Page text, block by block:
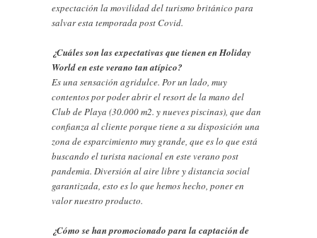
expectación la movilidad del turismo británico para
salvar esta temporada post Covid.
¿Cuáles son las expectativas que tienen en Holiday
World en este verano tan atípico?
Es una sensación agridulce. Por un lado, muy
contentos por poder abrir el resort de la mano del
Club de Playa (30.000 m2. y nueves piscinas), que dan
confianza al cliente porque tiene a su disposición una
zona de esparcimiento muy grande, que es lo que está
buscando el turista nacional en este verano post
pandemia. Diversión al aire libre y distancia social
garantizada, esto es lo que hemos hecho, poner en
valor nuestro producto.
¿Cómo se han promocionado para la captación de